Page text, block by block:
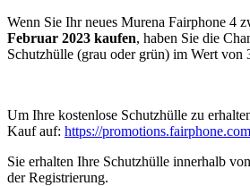
Wenn Sie Ihr neues Murena Fairphone 4
Februar 2023 kaufen, haben Sie die
Schutzhülle (grau oder grün) im Wert von
Um Ihre kostenlose Schutzhülle zu
Kauf auf: https://
Sie erhalten Ihre Schutzhülle innerhalb
der Registrierung.